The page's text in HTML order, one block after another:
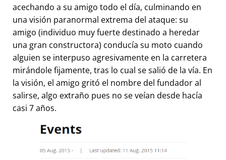
acechando a su amigo todo el día, culminando en
una visión paranormal extrema del ataque: su
amigo (individuo muy fuerte destinado a heredar
una gran constructora) conducía su moto cuando
alguien se interpuso agresivamente en la carretera
mirándole fijamente, tras lo cual se salió de la vía. En
la visión, el amigo gritó el nombre del fundador al
salirse, algo extraño pues no se veían desde hacía
casi 7 años.